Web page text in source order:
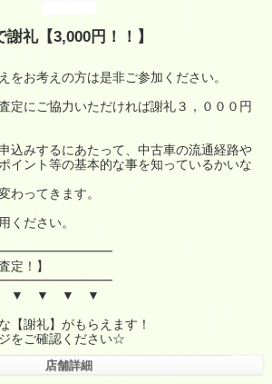
礼【3,000円！！】
をお考えの方は是非ご参加ください。
定にご協力いただければ謝礼３，０００円
込みするにあたって、中古車の流通経路や
イント等の基本的な事を知っているかいな
わってきます。
ください。
定！】
▼ ▼ ▼ ▼
【謝礼】がもらえます！
をご確認ください☆
店舗詳細